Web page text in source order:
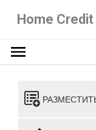
Home